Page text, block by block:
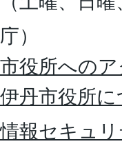
庁）
市役所へのア
伊丹市役所に
情報セキュ